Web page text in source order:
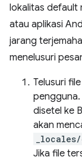
lokalitas default
atau aplikasi
jarang
menelusuri
Telusuri
disetel ke
akan
Jika file